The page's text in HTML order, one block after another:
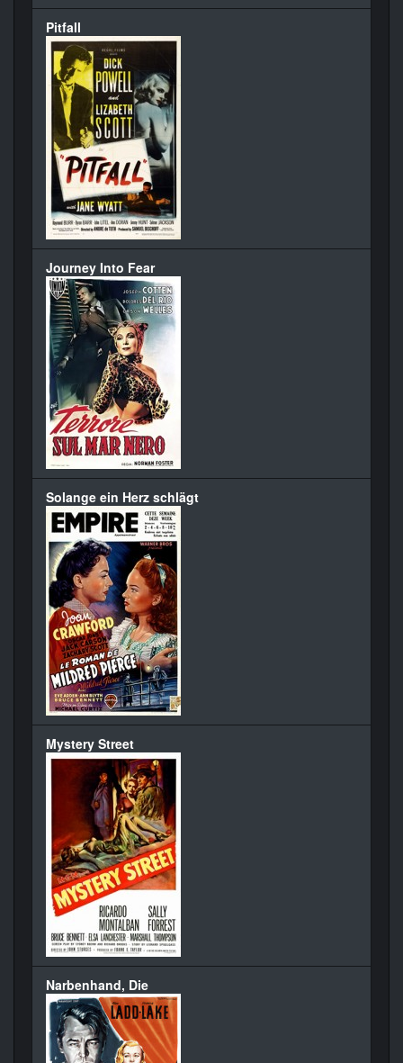
Pitfall
Journey Into Fear
Solange ein Herz schlägt
Mystery Street
Narbenhand, Die